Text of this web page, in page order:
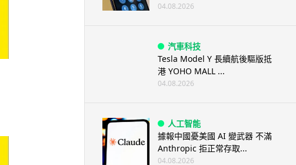
04.08.2026
汽車科技
Tesla Model Y 長續航後驅版抵
港 YOHO MALL ...
04.08.2026
人工智能
據報中國憂美國 AI 變武器 不滿
Anthropic 拒正常存取...
04.08.2026